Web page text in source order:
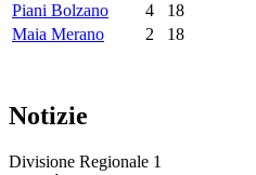
Piani Bolzano
4
18
Maia Merano
2 18
Notizie
Divisione Regionale 1